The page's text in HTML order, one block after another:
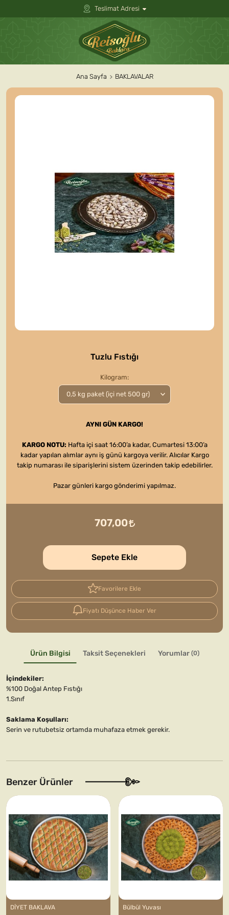
Teslimat Adresi
Ana Sayfa BAKLAVALAR
Tuzlu Fıstığı
Kilogram
AYNI GÜN KARGO!
KARGO NOTU: Hafta içi saat 16:00’a kadar, Cumartesi 13:00’a
kadar yapılan alımlar aynı iş günü kargoya verilir. Alıcılar Kargo
takip numarası ile siparişlerini sistem üzerinden takip edebilirler.
Pazar günleri kargo gönderimi yapılmaz.
707,00
Sepete Ekle
Favorilere Ekle
Fiyatı Düşünce Haber Ver
Ürün Bilgisi Taksit Seçenekleri Yorumlar (0)
İçindekiler:
%100 Doğal Antep Fıstığı
1.Sınıf
Saklama Koşulları:
Serin ve rutubetsiz ortamda muhafaza etmek gerekir.
Benzer Ürünler
DİYET BAKLAVA Bülbül Yuvası